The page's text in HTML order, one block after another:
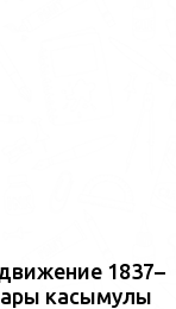
1837–
касымулы